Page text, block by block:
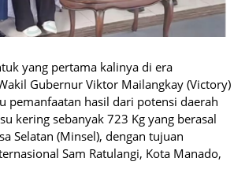
yang pertama kalinya di era
Gubernur Viktor Mailangkay (Victory)
pemanfaatan hasil dari potensi daerah
kering sebanyak 723 Kg yang berasal
Selatan (Minsel), dengan tujuan
Sam Ratulangi, Kota Manado,